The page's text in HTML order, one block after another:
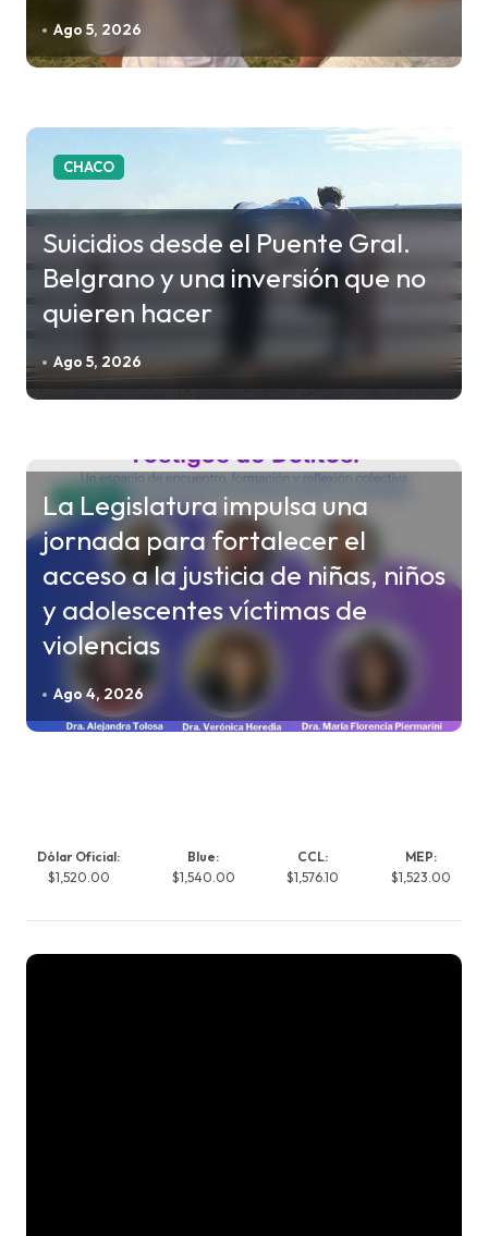
t
a
s
Ago 5, 2026
CHACO
Suicidios desde el Puente Gral.
Belgrano y una inversión que no
quieren hacer
Ago 5, 2026
CHACO
La Legislatura impulsa una
jornada para fortalecer el
acceso a la justicia de niñas, niños
y adolescentes víctimas de
violencias
Ago 4, 2026
Dólar Oficial:
$1,520.00
Blue:
$1,540.00
CCL:
$1,576.10
MEP:
$1,523.00